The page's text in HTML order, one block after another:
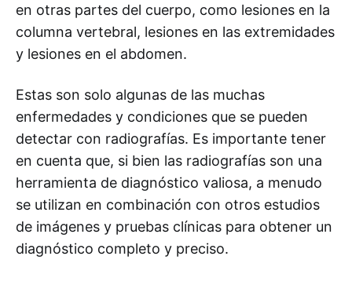
en otras partes del cuerpo, como lesiones en la
columna vertebral, lesiones en las extremidades
y lesiones en el abdomen.
Estas son solo algunas de las muchas
enfermedades y condiciones que se pueden
detectar con radiografías. Es importante tener
en cuenta que, si bien las radiografías son una
herramienta de diagnóstico valiosa, a menudo
se utilizan en combinación con otros estudios
de imágenes y pruebas clínicas para obtener un
diagnóstico completo y preciso.